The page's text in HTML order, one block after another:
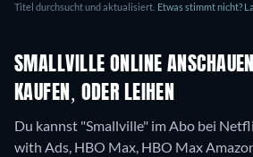
Titel durchsucht und aktualisiert. Etwas stimmt nicht?
SMALLVILLE ONLINE
KAUFEN, ODER LEIHEN
Du kannst "Smallville" im Abo bei
with Ads, HBO Max, HBO Max